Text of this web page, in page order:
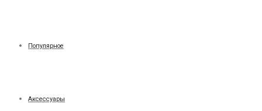
Популярное
Аксессуары